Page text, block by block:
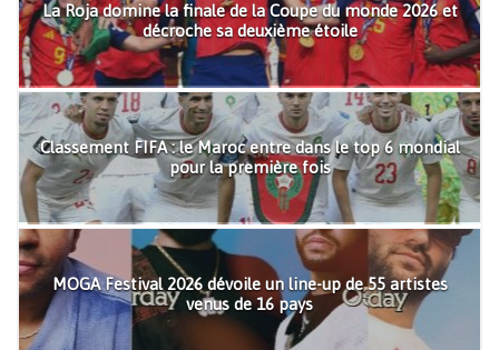
La Roja domine la finale de la Coupe du monde 2026 et
décroche sa deuxième étoile
Classement FIFA : le Maroc entre dans le top 6 mondial
pour la première fois
MOGA Festival 2026 dévoile un line-up de 55 artistes
venus de 16 pays